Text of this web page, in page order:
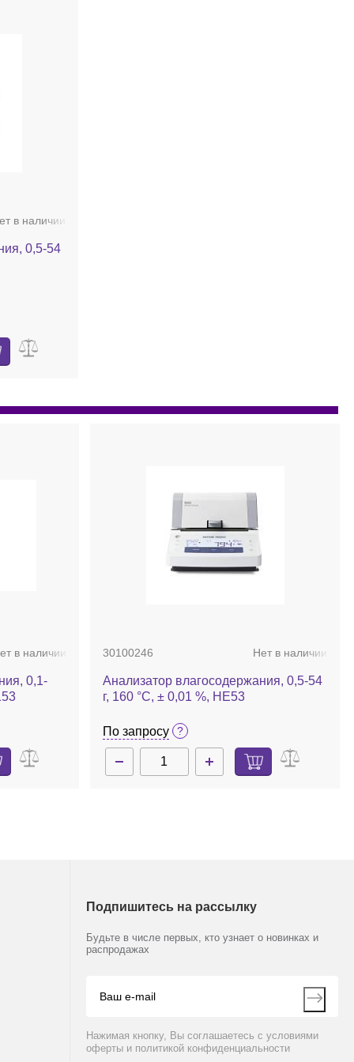
в наличии
0,5-54
в наличии
0,1-
30100246 Нет в наличии
Анализатор влагосодержания, 0,5-54
г, 160 °С, ± 0,01 %, HE53
По запросу
Подпишитесь на рассылку
Будьте в числе первых, кто узнает о новинках и
распродажах
Нажимая кнопку, Вы соглашаетесь с условиями
оферты и политикой конфиденциальности